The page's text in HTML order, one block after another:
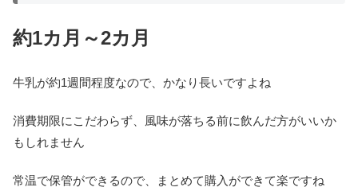
約1カ月～2カ月
牛乳が約1週間程度なので、かなり長いですよね
消費期限にこだわらず、風味が落ちる前に飲んだ方がいいか
もしれません
常温で保管ができるので、まとめて購入ができて楽ですね